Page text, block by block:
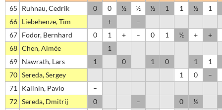
65
Ruhnau, Cedrik 0 0 ½ ½ ½ 1 1 ½
1
66 Liebehenze, Tim +
–
67 Fodor, Bernhard 0 1 + – 0 1 ½ +
+
68 Chen, Aimée
1
69 Nawrath, Lars 1 0 1 0 1
1
70 Sereda, Sergey 1 0
–
71
Kalinin, Pavlo
–
72 Sereda, Dmitrij 0 – 0
½